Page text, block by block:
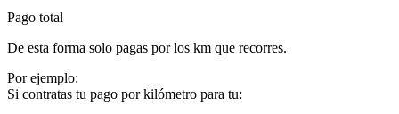
Pago total
De esta forma solo pagas por los km que recorres.
Por ejemplo:
Si contratas tu pago por kilómetro para tu: